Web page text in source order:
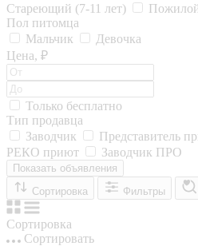
Стареющий (7-11 лет)
Пол питомца
Мальчик
Девочка
Цена, ₽
Только бесплатно
Тип продавца
Заводчик
Представитель
РЕКО приют
Заводчик ПРО
Показать объявления
Сортировка
Фильтры
Сортировка
Сортировать